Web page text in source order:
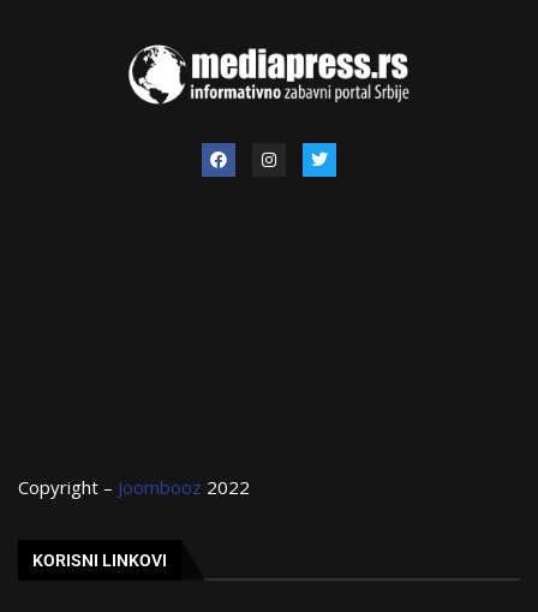
Copyright – Joombooz 2022
KORISNI LINKOVI